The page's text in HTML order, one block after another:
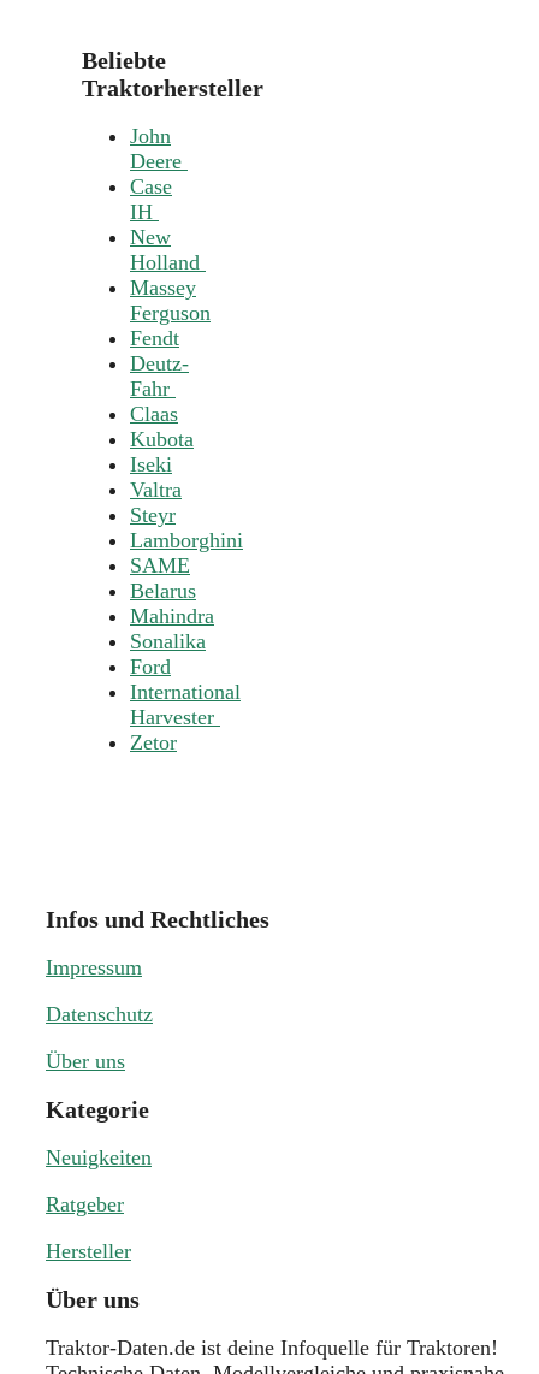
Beliebte
Traktorhersteller
John
Deere
Case
IH
New
Holland
Massey
Ferguson
Fendt
Deutz-
Fahr
Claas
Kubota
Iseki
Valtra
Steyr
Lamborghini
SAME
Belarus
Mahindra
Sonalika
Ford
International
Harvester
Zetor
Infos und Rechtliches
Impressum
Datenschutz
Über uns
Kategorie
Neuigkeiten
Ratgeber
Hersteller
Über uns
Traktor-Daten.de ist deine Infoquelle für Traktoren!